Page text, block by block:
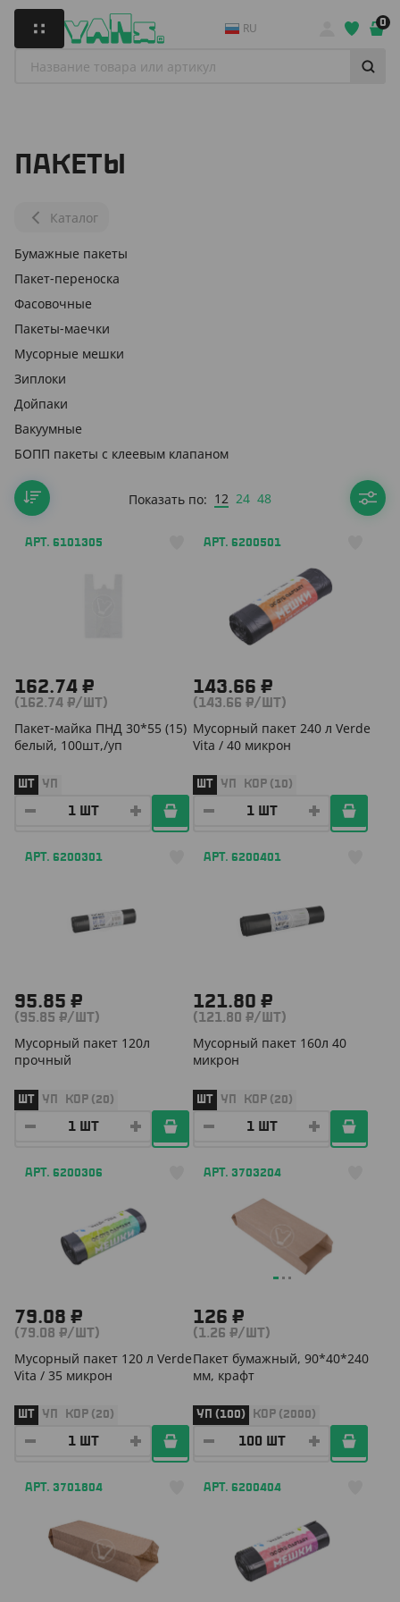
RU 0
ПАКЕТЫ
Каталог
Бумажные пакеты
Пакет-переноска
Фасовочные
Пакеты-маечки
Мусорные мешки
Зиплоки
Дойпаки
Вакуумные
БОПП пакеты с клеевым клапаном
Показать по: 12 24 48
АРТ. 6101305
162.74 ₽
(162.74 ₽/ШТ)
Пакет-майка ПНД 30*55 (15)
белый, 100шт,/уп
ШТ УП
АРТ. 6200501
143.66 ₽
(143.66 ₽/ШТ)
Мусорный пакет 240 л Verde
Vita / 40 микрон
ШТ УП КОР (10)
АРТ. 6200301
95.85 ₽
(95.85 ₽/ШТ)
Мусорный пакет 120л
прочный
ШТ УП КОР (20)
АРТ. 6200401
121.80 ₽
(121.80 ₽/ШТ)
Мусорный пакет 160л 40
микрон
ШТ УП КОР (20)
АРТ. 6200306
79.08 ₽
(79.08 ₽/ШТ)
Мусорный пакет 120 л Verde
Vita / 35 микрон
ШТ УП КОР (20)
АРТ. 3703204
126 ₽
(1.26 ₽/ШТ)
Пакет бумажный, 90*40*240
мм, крафт
УП (100) КОР (2000)
АРТ. 3701804 АРТ. 6200404